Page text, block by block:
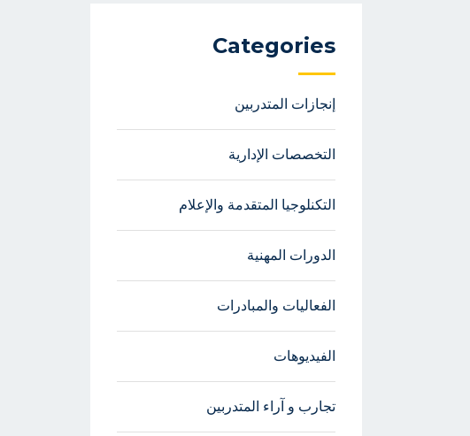
Categories
إنجازات المتدربين
التخصصات الإدارية
التكنلوجيا المتقدمة والإعلام
الدورات المهنية
الفعاليات والمبادرات
الفيديوهات
تجارب و آراء المتدربين